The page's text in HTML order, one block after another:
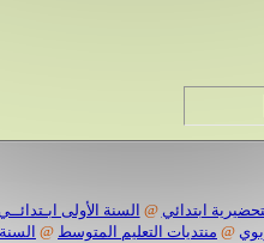
ابتدائي @ السنة الأولى ابـتدائــي
@ منتديات التعليم المتوسط @